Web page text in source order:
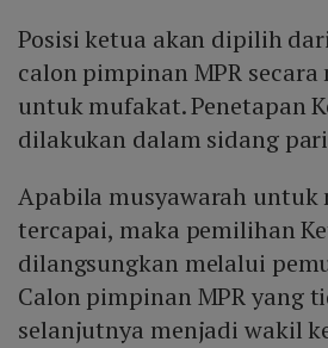
Posisi ketua akan dipilih
calon pimpinan MPR secara
untuk mufakat. Penetapan
dilakukan dalam sidang
Apabila musyawarah
tercapai, maka pemilihan
dilangsungkan melalui
Calon pimpinan MPR yang
selanjutnya menjadi wakil